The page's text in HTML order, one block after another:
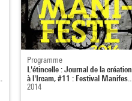
Programme
L'étincelle : Journal de la création
à l'Ircam, #11 : Festival Manifes...
2014